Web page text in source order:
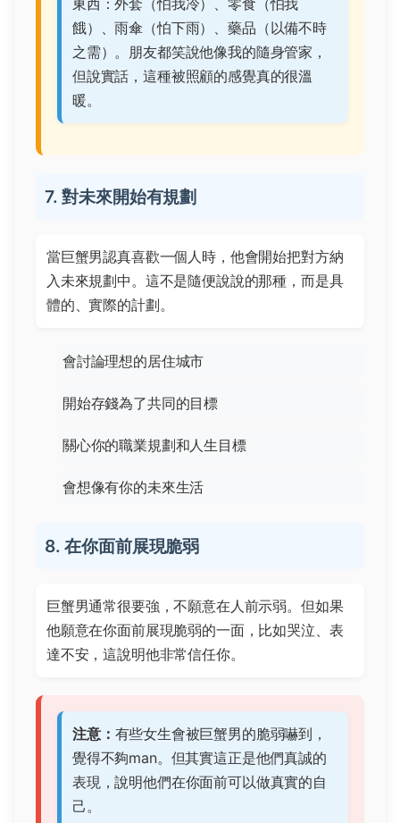
東西：外套（怕我冷）、零食（怕我
餓）、雨傘（怕下雨）、藥品（以備不時
之需）。朋友都笑說他像我的隨身管家，
但說實話，這種被照顧的感覺真的很溫
暖。
7. 對未來開始有規劃
當巨蟹男認真喜歡一個人時，他會開始把對方納
入未來規劃中。這不是隨便說說的那種，而是具
體的、實際的計劃。
會討論理想的居住城市
開始存錢為了共同的目標
關心你的職業規劃和人生目標
會想像有你的未來生活
8. 在你面前展現脆弱
巨蟹男通常很要強，不願意在人前示弱。但如果
他願意在你面前展現脆弱的一面，比如哭泣、表
達不安，這說明他非常信任你。
注意： 有些女生會被巨蟹男的脆弱嚇到，
覺得不夠man。但其實這正是他們真誠的
表現，說明他們在你面前可以做真實的自
己。